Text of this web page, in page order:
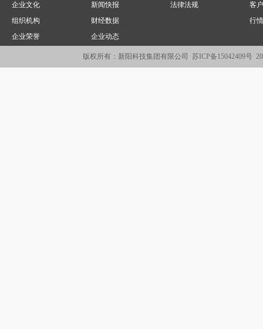
企业文化
组织机构
企业荣誉
新闻快报
财经数据
企业动态
法律法规
客
行
版权所有：新阳科技集团有限公司苏ICP备15042409号